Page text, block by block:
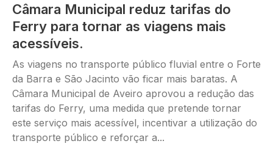
Câmara Municipal reduz tarifas do
Ferry para tornar as viagens mais
acessíveis.
As viagens no transporte público fluvial entre o Forte
da Barra e São Jacinto vão ficar mais baratas. A
Câmara Municipal de Aveiro aprovou a redução das
tarifas do Ferry, uma medida que pretende tornar
este serviço mais acessível, incentivar a utilização do
transporte público e reforçar a...